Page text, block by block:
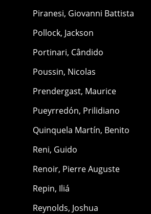
Piranesi, Giovanni Battista
Pollock, Jackson
Portinari, Cândido
Poussin, Nicolas
Prendergast, Maurice
Pueyrredón, Prilidiano
Quinquela Martín, Benito
Reni, Guido
Renoir, Pierre Auguste
Repin, Iliá
Reynolds, Joshua